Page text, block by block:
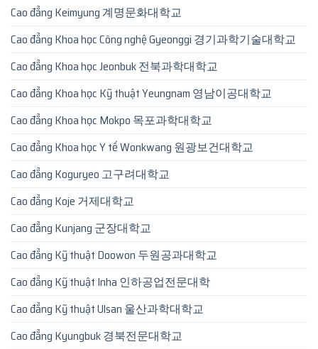
Cao đẳng Keimyung 계명문화대학교
Cao đẳng Khoa học Công nghệ Gyeonggi 경기과학기술대학교
Cao đẳng Khoa học Jeonbuk 전북과학대학교
Cao đẳng Khoa học Kỹ thuật Yeungnam 영남이공대학교
Cao đẳng Khoa học Mokpo 목포과학대학교
Cao đẳng Khoa học Y tế Wonkwang 원광보건대학교
Cao đẳng Koguryeo 고구려대학교
Cao đẳng Koje 거제대학교
Cao đẳng Kunjang 군장대학교
Cao đẳng Kỹ thuật Doowon 두원공과대학교
Cao đẳng Kỹ thuật Inha 인하공업전문대학
Cao đẳng Kỹ thuật Ulsan 울산과학대학교
Cao đẳng Kyungbuk 경북전문대학교